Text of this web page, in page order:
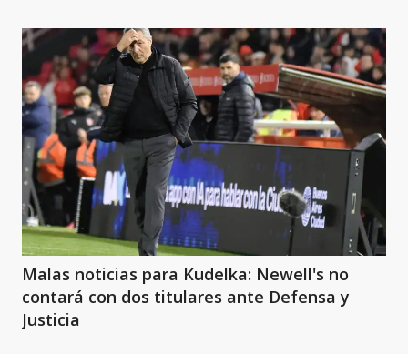
Malas noticias para Kudelka: Newell's no
contará con dos titulares ante Defensa y
Justicia